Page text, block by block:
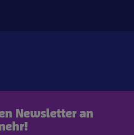
Newsletter an